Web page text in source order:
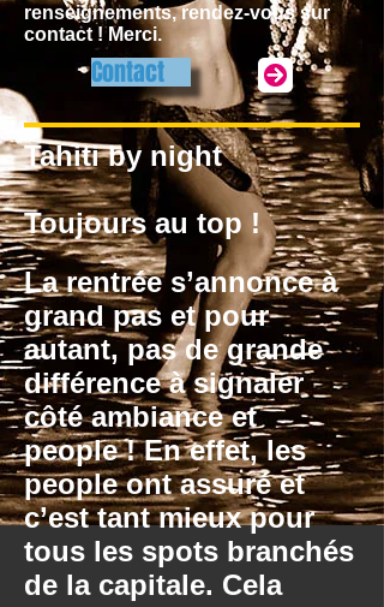
renseignements, rendez-vous sur
contact ! Merci.
Contact
Tahiti by night
Toujours au top !
La rentrée s’annonce à
grand pas et pour
autant, pas de grande
différence à signaler
côté ambiance et
people ! En effet, les
people ont assuré et
c’est tant mieux pour
tous les spots branchés
de la capitale. Cela